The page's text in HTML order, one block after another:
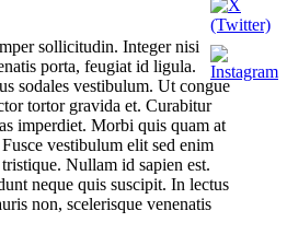
sollicitudin. Integer nisi
porta, feugiat id ligula.
sodales vestibulum. Ut congue
tortor gravida et. Curabitur
imperdiet. Morbi quis quam at
vestibulum elit sed enim
Nullam id sapien est.
neque quis suscipit. In lectus
non, scelerisque venenatis